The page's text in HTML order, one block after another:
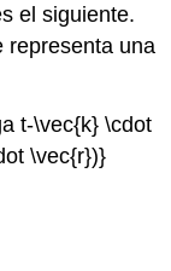
el siguiente.
representa una
t-\vec{k} \cdot
\vec{r})}